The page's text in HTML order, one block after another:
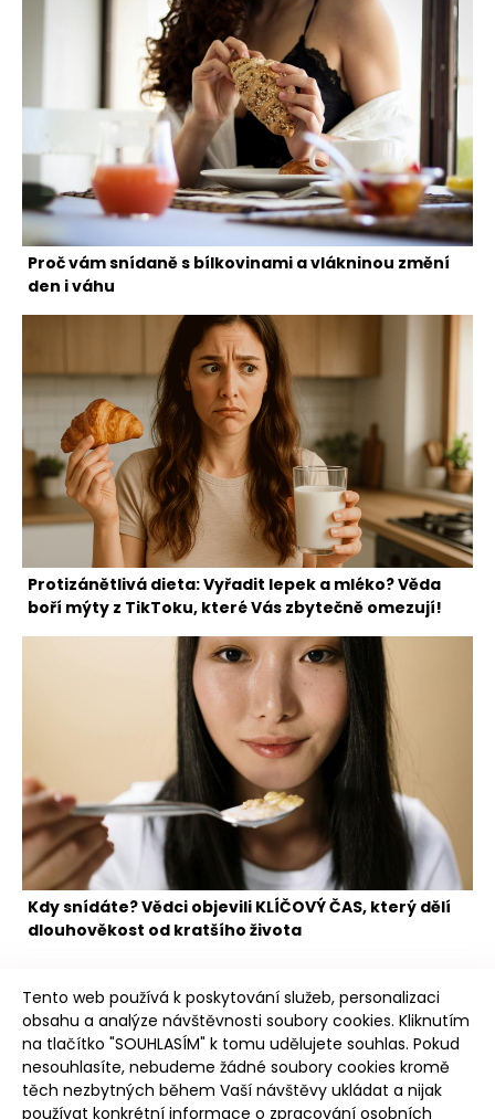
Proč vám snídaně s bílkovinami a vlákninou změní
den i váhu
Protizánětlivá dieta: Vyřadit lepek a mléko? Věda
boří mýty z TikToku, které Vás zbytečně omezují!
Kdy snídáte? Vědci objevili KLÍČOVÝ ČAS, který dělí
dlouhověkost od kratšího života
Poudree
Tento web používá k poskytování služeb, personalizaci
obsahu a analýze návštěvnosti soubory cookies. Kliknutím
na tlačítko "SOUHLASÍM" k tomu udělujete souhlas. Pokud
nesouhlasíte, nebudeme žádné soubory cookies kromě
těch nezbytných během Vaší návštěvy ukládat a nijak
používat konkrétní informace o zpracování osobních